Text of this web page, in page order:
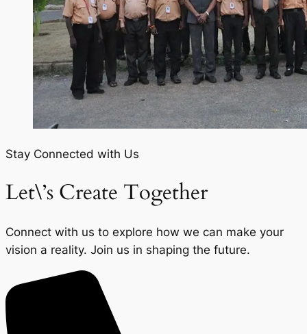
Stay Connected with Us
Let\’s Create Together
Connect with us to explore how we can make your
vision a reality. Join us in shaping the future.